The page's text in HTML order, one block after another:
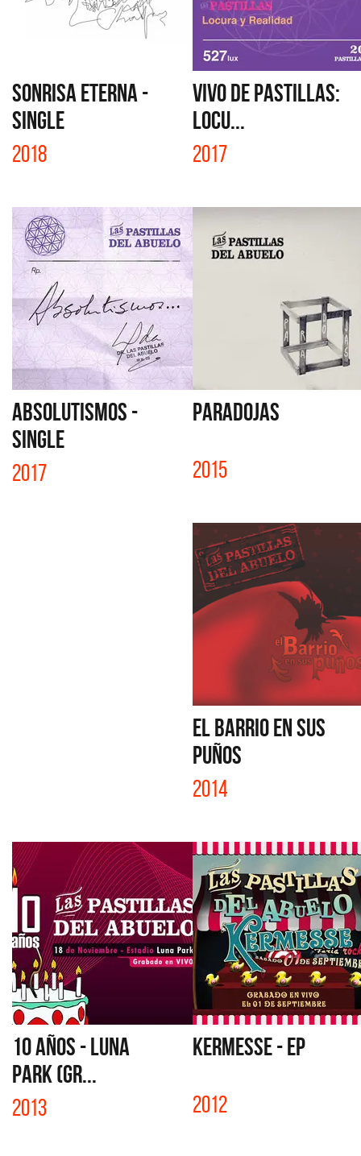
SONRISA ETERNA -
SINGLE
2018
VIVO DE PASTILLAS:
LOCU...
2017
ABSOLUTISMOS -
SINGLE
2017
PARADOJAS
2015
EL BARRIO EN SUS
PUÑOS
2014
10 AÑOS - LUNA
PARK (GR...
2013
KERMESSE - EP
2012